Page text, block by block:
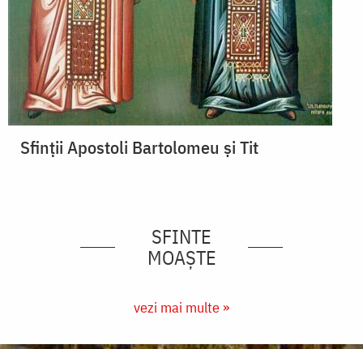
Sfinții Apostoli Bartolomeu și Tit
SFINTE
MOAȘTE
vezi mai multe »